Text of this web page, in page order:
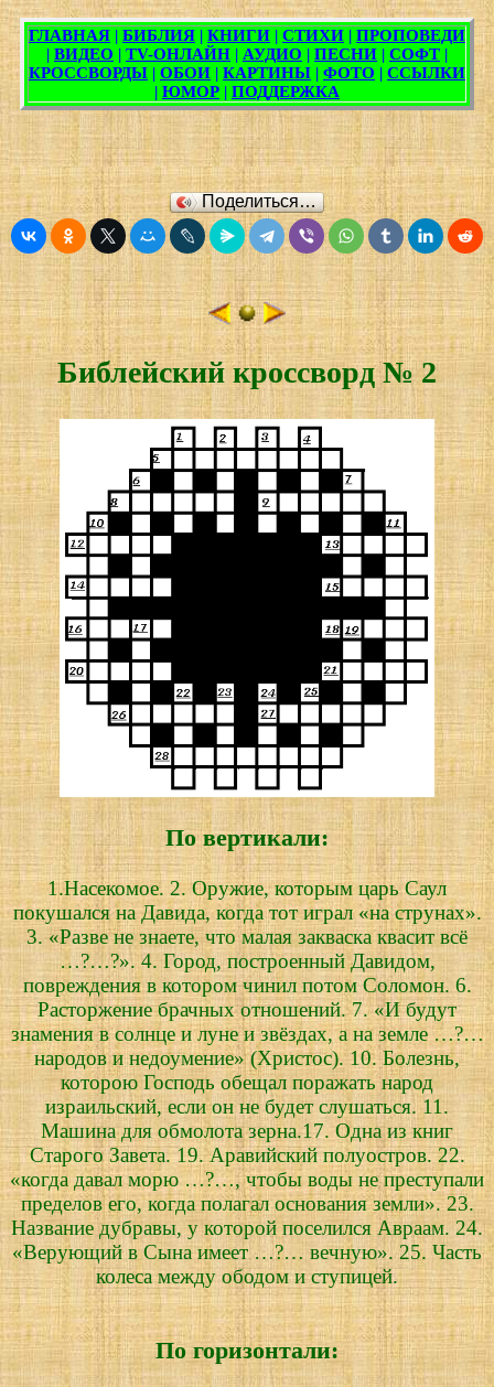
Поделиться…
Библейский кроссворд № 2
По вертикали:
1.Насекомое. 2. Оружие, которым царь Саул
покушался на Давида, когда тот играл «на струнах».
3. «Разве не знаете, что малая закваска квасит всё
…?…?». 4. Город, построенный Давидом,
повреждения в котором чинил потом Соломон. 6.
Расторжение брачных отношений. 7. «И будут
знамения в солнце и луне и звёздах, а на земле …?…
народов и недоумение» (Христос). 10. Болезнь,
которою Господь обещал поражать народ
израильский, если он не будет слушаться. 11.
Машина для обмолота зерна.17. Одна из книг
Старого Завета. 19. Аравийский полуостров. 22.
«когда давал морю …?…, чтобы воды не преступали
пределов его, когда полагал основания земли». 23.
Название дубравы, у которой поселился Авраам. 24.
«Верующий в Сына имеет …?… вечную». 25. Часть
колеса между ободом и ступицей.
По горизонтали: